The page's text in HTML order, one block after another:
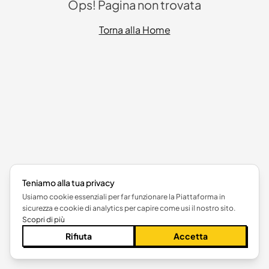
Ops! Pagina non trovata
Torna alla Home
Teniamo alla tua privacy
Usiamo cookie essenziali per far funzionare la Piattaforma in
sicurezza e cookie di analytics per capire come usi il nostro sito.
Scopri di più
Rifiuta Accetta